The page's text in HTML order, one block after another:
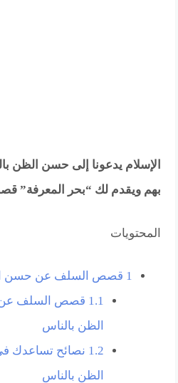
الإسلام يدعونا إلى حسن الظن
بهم ويقدم لك “بحر المعرفة”
المحتويات
1 قصص السلف عن حسن
1.1 قصص السلف
الظن بالناس
1.2 نصائح تساعدك
الظن بالناس